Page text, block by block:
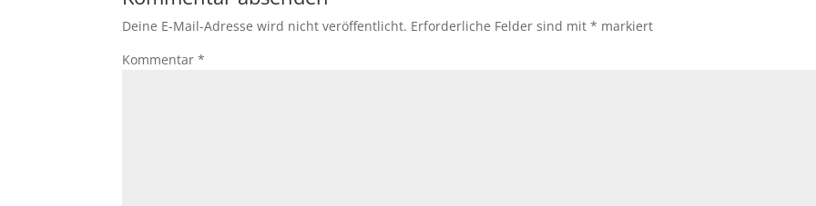
Deine E-Mail-Adresse wird nicht veröffentlicht. Erforderliche Felder sind mit* markiert
Kommentar*